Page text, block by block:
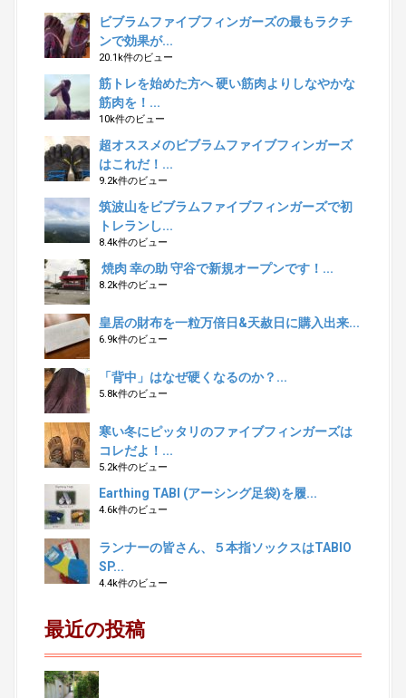
ビブラムファイブフィンガーズの最もラクチ
ンで効果が...
20.1k件のビュー
筋トレを始めた方へ 硬い筋肉よりしなやかな
筋肉を！...
10k件のビュー
超オススメのビブラムファイブフィンガーズ
はこれだ！...
9.2k件のビュー
筑波山をビブラムファイブフィンガーズで初
トレランし...
8.4k件のビュー
焼肉 幸の助 守谷で新規オープンです！...
8.2k件のビュー
皇居の財布を一粒万倍日&天赦日に購入出来...
6.9k件のビュー
「背中」はなぜ硬くなるのか？...
5.8k件のビュー
寒い冬にピッタリのファイブフィンガーズは
コレだよ！...
5.2k件のビュー
Earthing TABI (アーシング足袋)を履...
4.6k件のビュー
ランナーの皆さん、５本指ソックスはTABIO
SP...
4.4k件のビュー
最近の投稿